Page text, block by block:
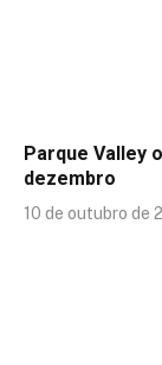
Parque Valley
dezembro
10 de outubro de